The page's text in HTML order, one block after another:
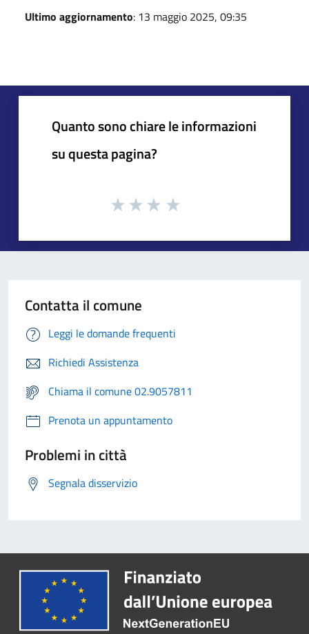
Ultimo aggiornamento: 13 maggio 2025, 09:35
Quanto sono chiare le informazioni
su questa pagina?
Contatta il comune
Leggi le domande frequenti
Richiedi Assistenza
Chiama il comune 02.9057811
Prenota un appuntamento
Problemi in città
Segnala disservizio